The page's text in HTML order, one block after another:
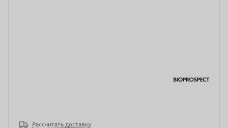
Рассчитать доставку